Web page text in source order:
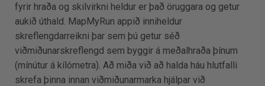
fyrir hraða og skilvirkni heldur er það öruggara og getur
aukið úthald. MapMyRun appið inniheldur
skreflengdarreikni þar sem þú getur séð
viðmiðunarskreflengd sem byggir á meðalhraða þínum
(mínútur á kílómetra). Að miða við að halda háu hlutfalli
skrefa þinna innan viðmiðunarmarka hjálpar við